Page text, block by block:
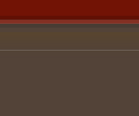
Zsigó György honlapja